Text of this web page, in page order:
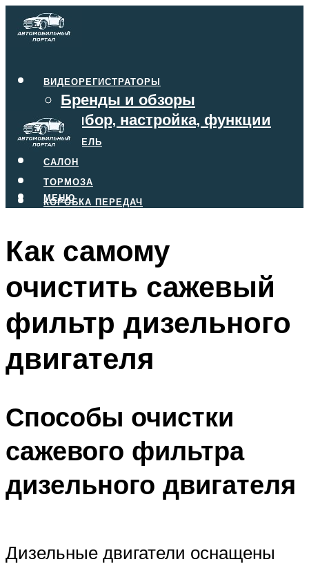
ВИДЕОРЕГИСТРАТОРЫ
Бренды и обзоры
Выбор, настройка, функции
ДВИГАТЕЛЬ
САЛОН
ТОРМОЗА
КОРОБКА ПЕРЕДАЧ
МЕНЮ
МЕНЮ
Как самому
очистить сажевый
фильтр дизельного
двигателя
Способы очистки
сажевого фильтра
дизельного двигателя
Дизельные двигатели оснащены